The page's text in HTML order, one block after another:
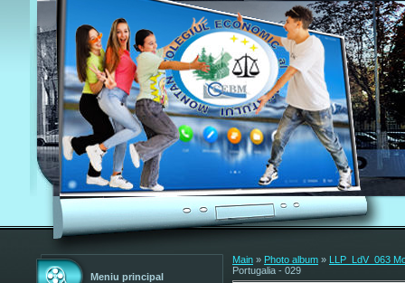
Meniu principal
Main » Photo album » LLP_LdV_063
Portugalia - 029